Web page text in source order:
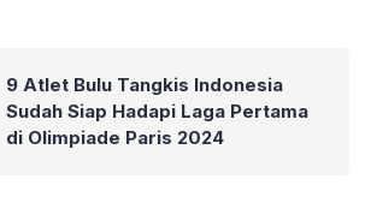
9 Atlet Bulu Tangkis Indonesia
Sudah Siap Hadapi Laga Pertama
di Olimpiade Paris 2024